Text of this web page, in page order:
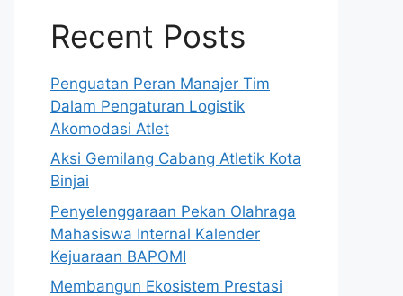
Recent Posts
Penguatan Peran Manajer Tim
Dalam Pengaturan Logistik
Akomodasi Atlet
Aksi Gemilang Cabang Atletik Kota
Binjai
Penyelenggaraan Pekan Olahraga
Mahasiswa Internal Kalender
Kejuaraan BAPOMI
Membangun Ekosistem Prestasi